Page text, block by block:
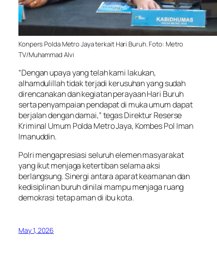
Konpers Polda Metro Jaya terkait Hari Buruh. Foto: Metro
TV/Muhammad Alvi
“Dengan upaya yang telah kami lakukan,
alhamdulillah tidak terjadi kerusuhan yang sudah
direncanakan dan kegiatan perayaan Hari Buruh
serta penyampaian pendapat di muka umum dapat
berjalan dengan damai,” tegas Direktur Reserse
Kriminal Umum Polda Metro Jaya, Kombes Pol Iman
Imanuddin.
Polri mengapresiasi seluruh elemen masyarakat
yang ikut menjaga ketertiban selama aksi
berlangsung. Sinergi antara aparat keamanan dan
kedisiplinan buruh dinilai mampu menjaga ruang
demokrasi tetap aman di ibu kota.
May 1, 2026